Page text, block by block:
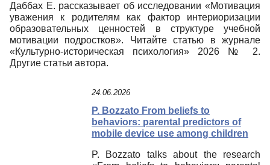
Даббах Е. рассказывает об исследовании «Мотивация
уважения к родителям как фактор интериоризации
образовательных ценностей в структуре учебной
мотивации подростков». Читайте статью в журнале
«Культурно-историческая психология» 2026 № 2.
Другие статьи автора.
24.06.2026
P. Bozzato From beliefs to
behaviors: parental predictors of
mobile device use among children
P. Bozzato talks about the research